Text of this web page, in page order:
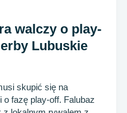
walczy o play-
Lubuskie
skupić się na
fazę play-off. Falubaz